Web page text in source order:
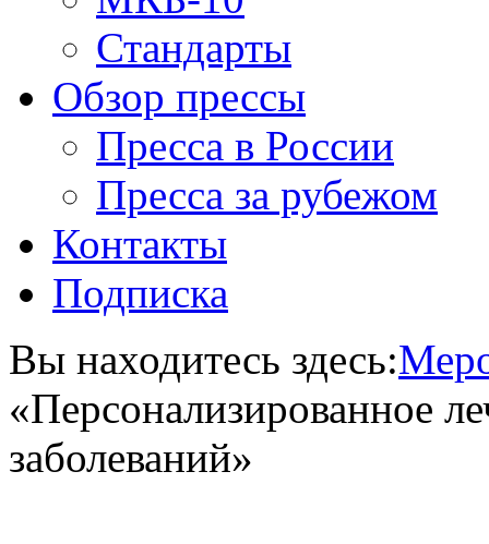
Стандарты
Обзор прессы
Пресса в России
Пресса за рубежом
Контакты
Подписка
Вы находитесь здесь:
«Персонализированное
заболеваний»